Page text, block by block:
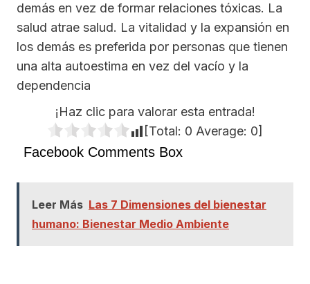
demás en vez de formar relaciones tóxicas. La
salud atrae salud. La vitalidad y la expansión en
los demás es preferida por personas que tienen
una alta autoestima en vez del vacío y la
dependencia
¡Haz clic para valorar esta entrada!
[Total: 0 Average: 0]
Facebook Comments Box
Leer Más Las 7 Dimensiones del bienestar
humano: Bienestar Medio Ambiente